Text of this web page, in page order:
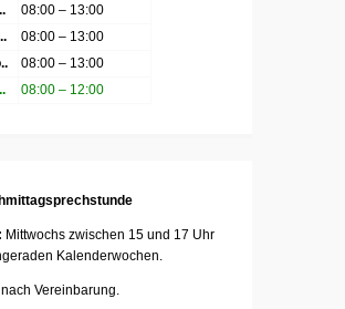
08:00 – 13:00
08:00 – 13:00
08:00 – 13:00
08:00 – 12:00
Mittwochs zwischen 15 und 17 Uhr
Kalenderwochen.
Vereinbarung.